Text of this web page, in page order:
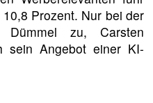
Prozent. Nur bei der
zu, Carsten
sein Angebot einer KI-